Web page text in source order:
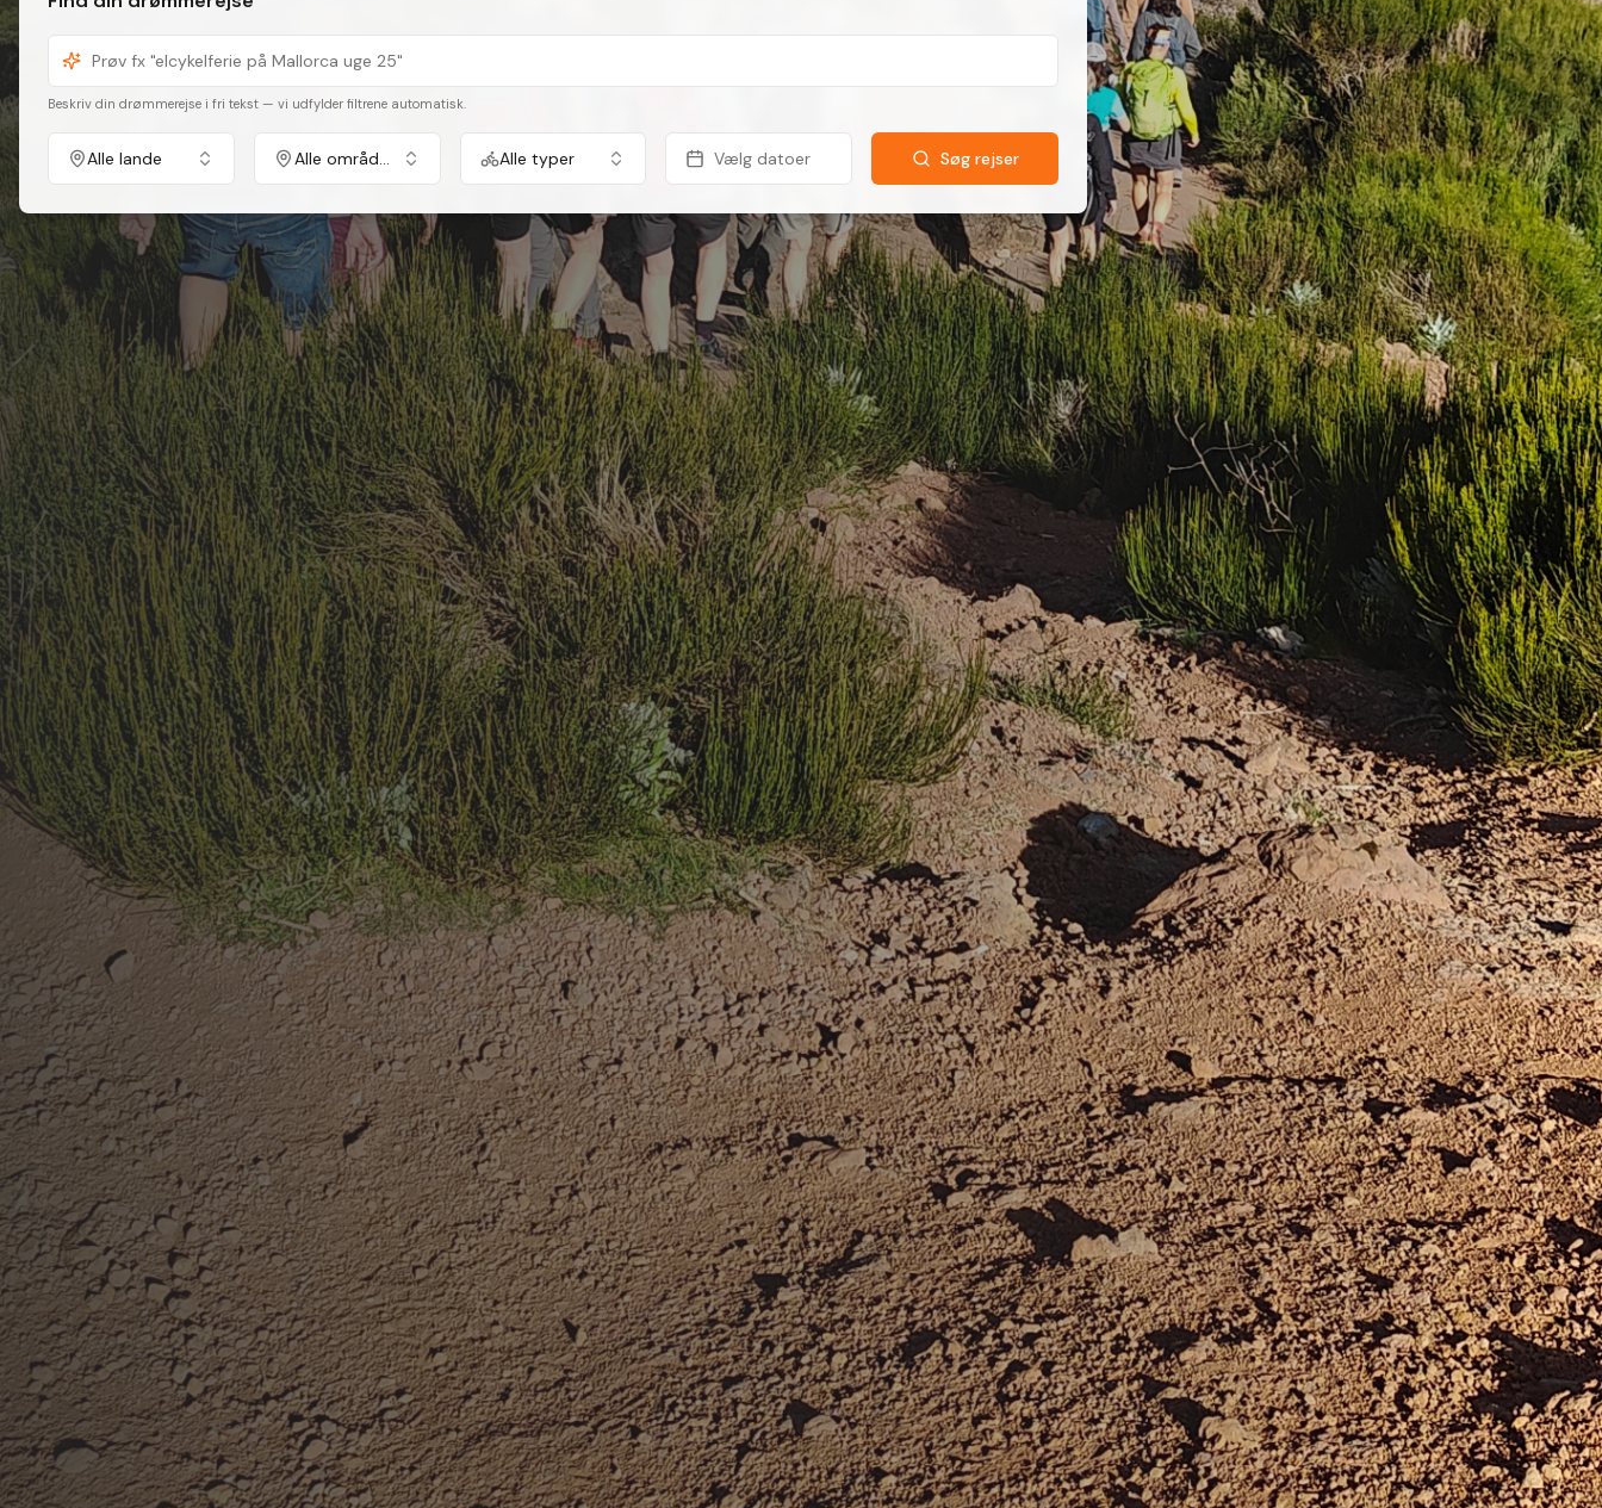
Beskriv din drømmerejse i fri tekst — vi udfylder filtrene automatisk.
Alle lande Alle områder